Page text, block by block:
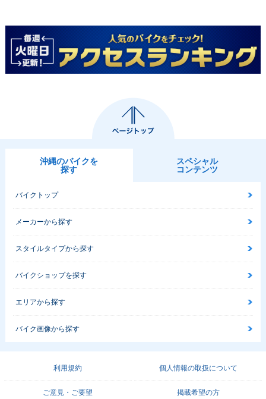
沖縄のバイクを
探す
スペシャル
コンテンツ
バイクトップ
メーカーから探す
スタイルタイプから探す
バイクショップを探す
エリアから探す
バイク画像から探す
利用規約 個人情報の取扱について
ご意見・ご要望 掲載希望の方